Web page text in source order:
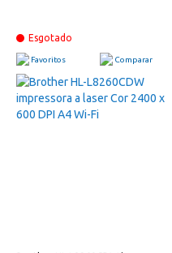
Esgotado
Favoritos Comparar